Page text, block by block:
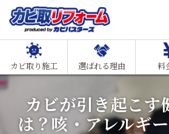
カビ取り施工 選ばれる理由 料
カビが引き起こす
は？咳・アレルギ